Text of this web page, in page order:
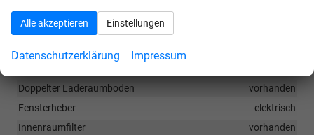
Innen
Ambiente-Beleuchtung
Doppelter Laderaumboden
vorhanden
Fensterheber
elektrisch
Innenraumfilter
vorhanden
Alle akzeptieren Einstellungen
Datenschutzerklärung Impressum